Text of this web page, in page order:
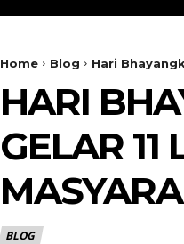
Home Blog Hari
HARI
GELAR
BLOG